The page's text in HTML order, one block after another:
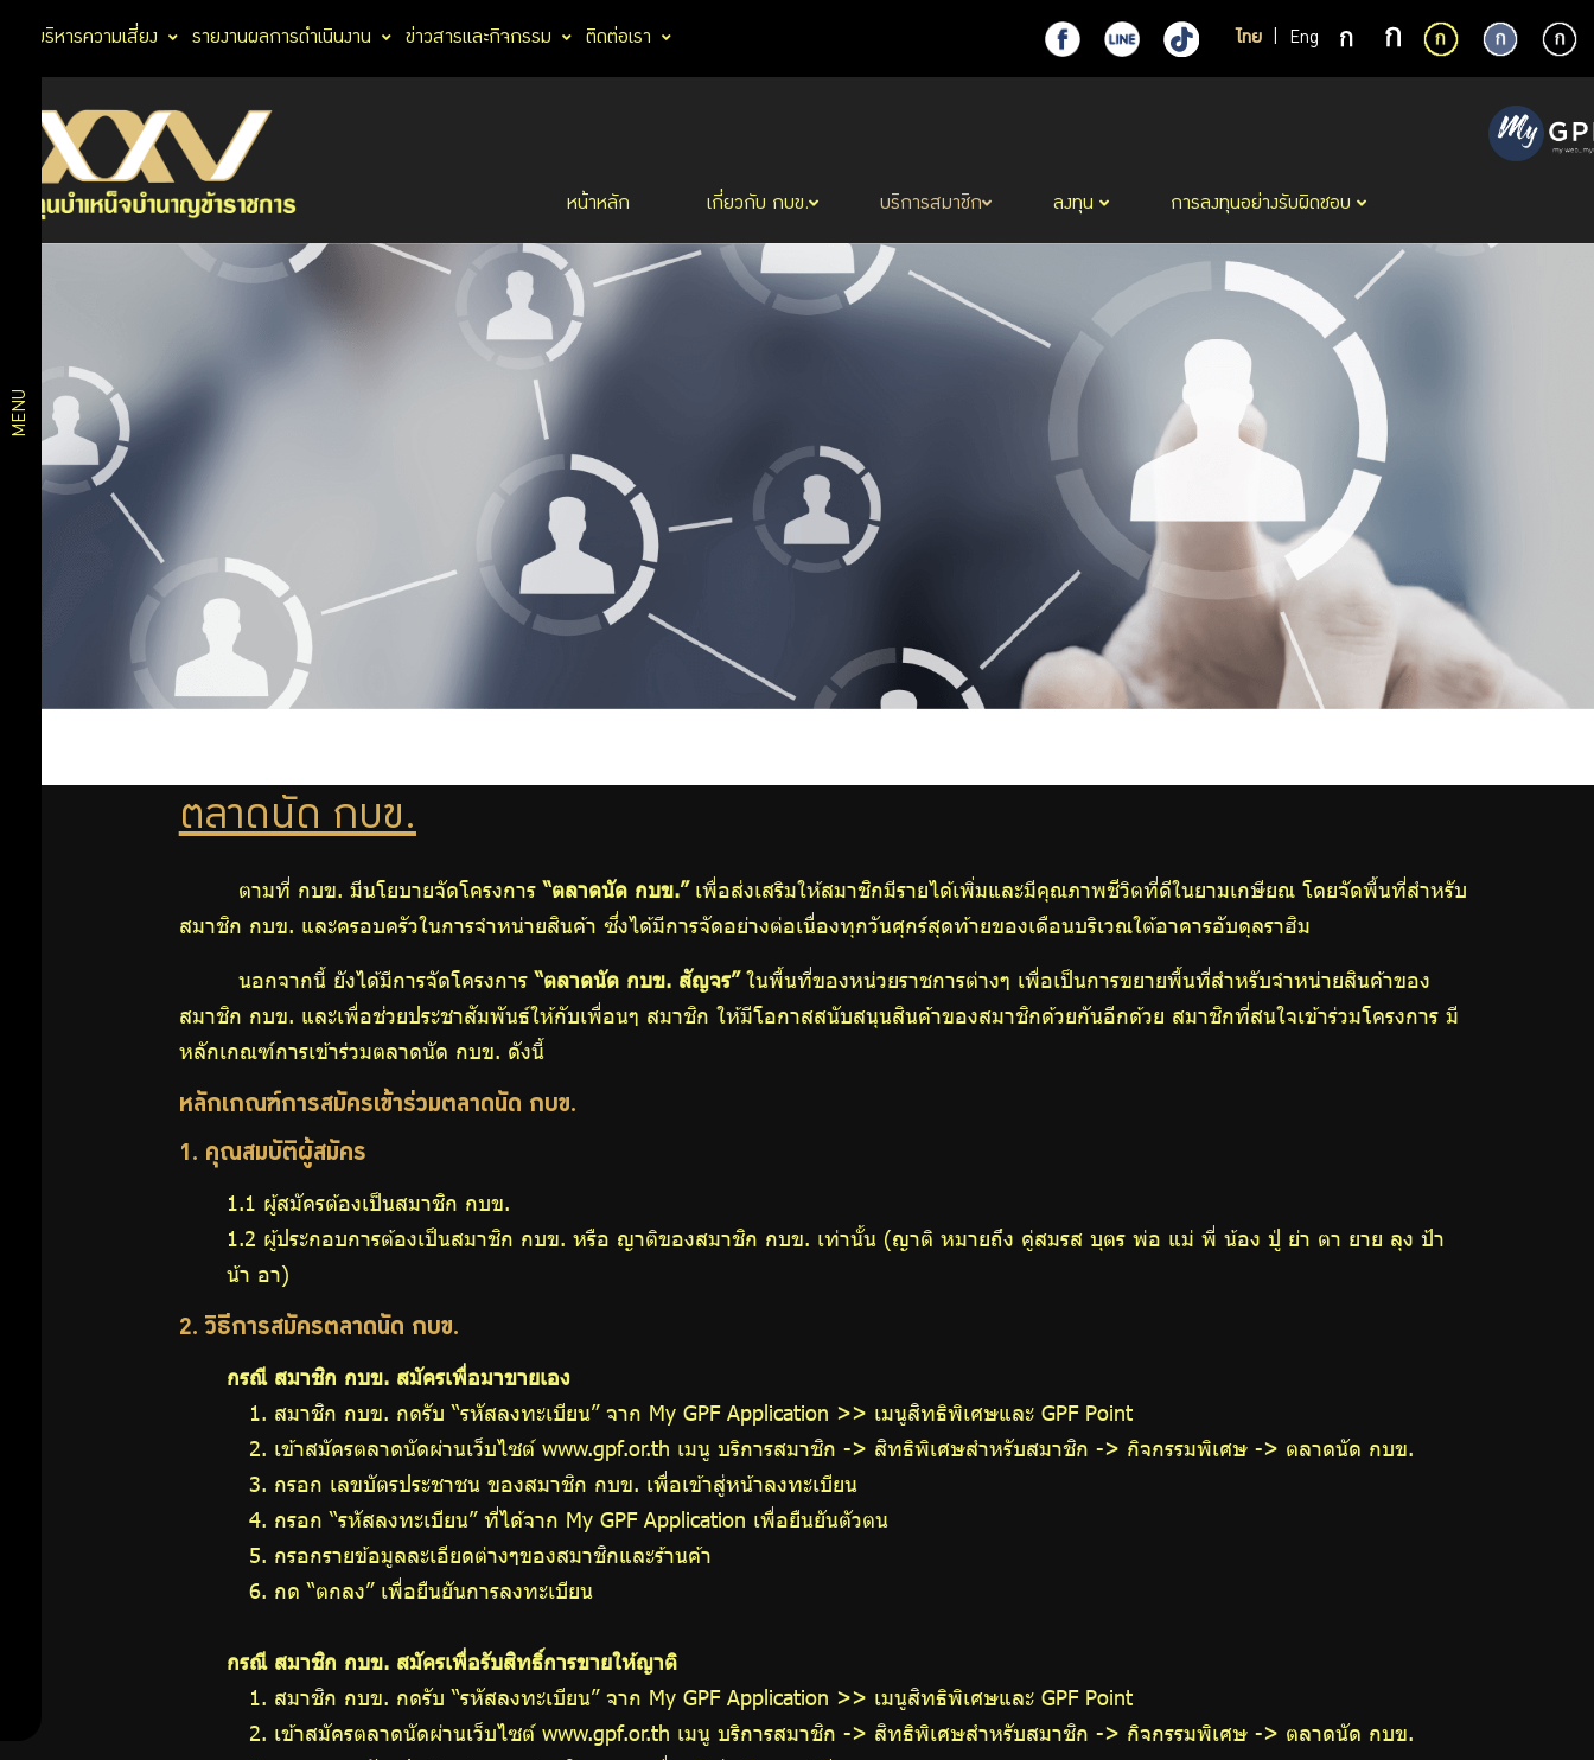
ไทย Eng
การบริหารความเสี่ยง รายงานผลการดำเนินงาน ข่าวสารและกิจกรรม ติดต่อเรา
หน้าหลัก เกี่ยวกับ กบข. บริการสมาชิก ลงทุน การลงทุนอย่างรับผิดชอบ
MENU
สมาชิก
ลงทุน
ออม
เพิ่ม
ทางการ
เงิน
ผลิตภัณฑ์
กิจกรรม
อาชีพ
กบข.
Point
ตลาดนัด กบข.
ตามที่ กบข. มีนโยบายจัดโครงการ“ตลาดนัด กบข.”เพื่อส่งเสริมให้สมาชิกมีรายได้เพิ่มและมีคุณภาพชีวิตที่ดีในยามเกษียณ โดยจัดพื้นที่สำหรับ
สมาชิก กบข. และครอบครัวในการจำหน่ายสินค้า ซึ่งได้มีการจัดอย่างต่อเนื่องทุกวันศุกร์สุดท้ายของเดือนบริเวณใต้อาคารอับดุลราฮิม
นอกจากนี้ ยังได้มีการจัดโครงการ“ตลาดนัด กบข. สัญจร”ในพื้นที่ของหน่วยราชการต่างๆ เพื่อเป็นการขยายพื้นที่สำหรับจำหน่ายสินค้าของ
สมาชิก กบข. และเพื่อช่วยประชาสัมพันธ์ให้กับเพื่อนๆ สมาชิก ให้มีโอกาสสนับสนุนสินค้าของสมาชิกด้วยกันอีกด้วย สมาชิกที่สนใจเข้าร่วมโครงการ มี
หลักเกณฑ์การเข้าร่วมตลาดนัด กบข. ดังนี้
หลักเกณฑ์การสมัครเข้าร่วมตลาดนัด กบข.
1. คุณสมบัติผู้สมัคร
1.1 ผู้สมัครต้องเป็นสมาชิก กบข.
1.2 ผู้ประกอบการต้องเป็นสมาชิก กบข. หรือ ญาติของสมาชิก กบข. เท่านั้น (ญาติ หมายถึง คู่สมรส บุตร พ่อ แม่ พี่ น้อง ปู่ ย่า ตา ยาย ลุง ป้า
น้า อา)
2. วิธีการสมัครตลาดนัด กบข.
กรณี สมาชิก กบข. สมัครเพื่อมาขายเอง
สมาชิก กบข. กดรับ “รหัสลงทะเบียน” จาก My GPF Application >> เมนูสิทธิพิเศษและ GPF Point
เข้าสมัครตลาดนัดผ่านเว็บไซต์ www.gpf.or.th เมนู บริการสมาชิก -> สิทธิพิเศษสำหรับสมาชิก -> กิจกรรมพิเศษ -> ตลาดนัด กบข.
กรอก เลขบัตรประชาชน ของสมาชิก กบข. เพื่อเข้าสู่หน้าลงทะเบียน
กรอก “รหัสลงทะเบียน” ที่ได้จาก My GPF Application เพื่อยืนยันตัวตน
กรอกรายข้อมูลละเอียดต่างๆของสมาชิกและร้านค้า
กด “ตกลง” เพื่อยืนยันการลงทะเบียน
กรณี สมาชิก กบข. สมัครเพื่อรับสิทธิ์การขายให้ญาติ
สมาชิก กบข. กดรับ “รหัสลงทะเบียน” จาก My GPF Application >> เมนูสิทธิพิเศษและ GPF Point
เข้าสมัครตลาดนัดผ่านเว็บไซต์ www.gpf.or.th เมนู บริการสมาชิก -> สิทธิพิเศษสำหรับสมาชิก -> กิจกรรมพิเศษ -> ตลาดนัด กบข.